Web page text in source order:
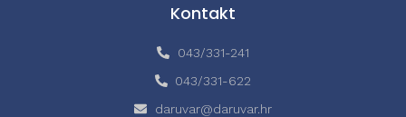
Kontakt
043/331-241
043/331-622
daruvar@daruvar.hr